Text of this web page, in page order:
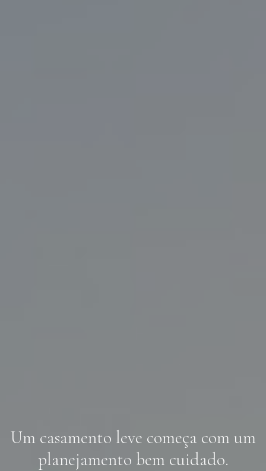
Um casamento leve começa com um
planejamento bem cuidado.